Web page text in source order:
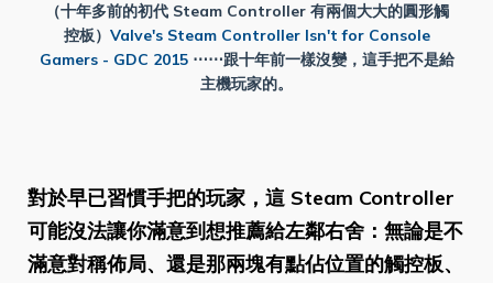
（十年多前的初代 Steam Controller 有兩個大大的圓形觸
控板） Valve's Steam Controller Isn't for Console
Gamers - GDC 2015⋯⋯跟十年前一樣沒變，這手把不是給
主機玩家的。
對於早已習慣手把的玩家，這 Steam Controller
可能沒法讓你滿意到想推薦給左鄰右舍：無論是不
滿意對稱佈局、還是那兩塊有點佔位置的觸控板、